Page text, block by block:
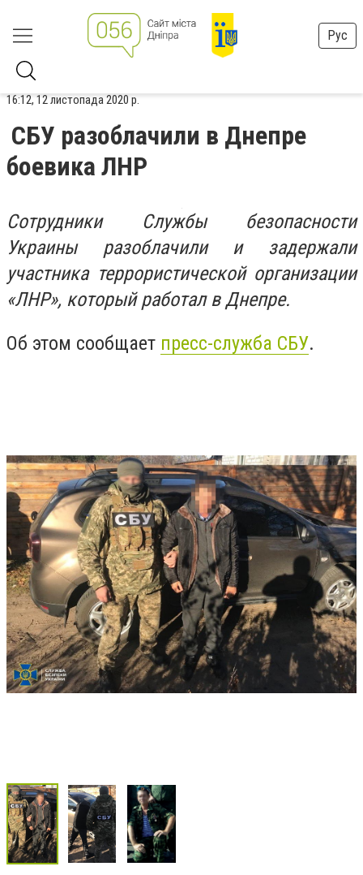
Рус
16:12, 12 листопада 2020 р.
СБУ разоблачили в Днепре
боевика ЛНР
Сотрудники Службы безопасности
Украины разоблачили и задержали
участника террористической организации
«ЛНР», который работал в Днепре.
Об этом сообщает пресс-служба СБУ.